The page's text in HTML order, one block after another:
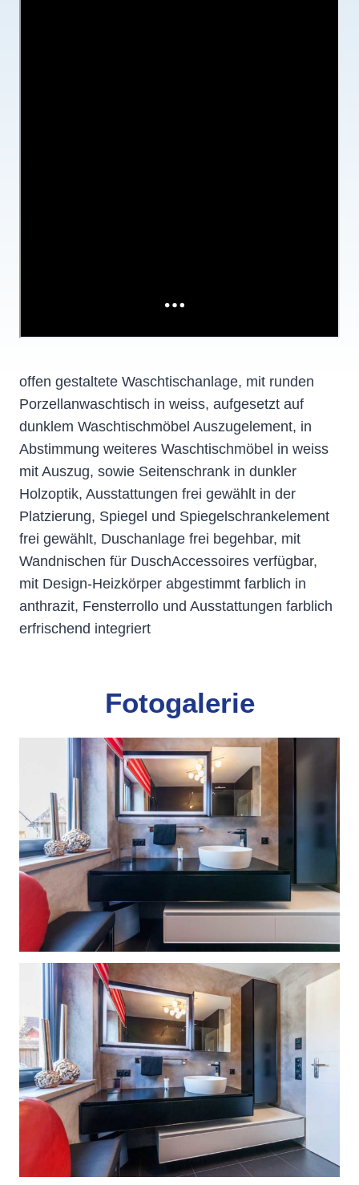
offen gestaltete Waschtischanlage, mit runden
Porzellanwaschtisch in weiss, aufgesetzt auf
dunklem Waschtischmöbel Auszugelement, in
Abstimmung weiteres Waschtischmöbel in weiss
mit Auszug, sowie Seitenschrank in dunkler
Holzoptik, Ausstattungen frei gewählt in der
Platzierung, Spiegel und Spiegelschrankelement
frei gewählt, Duschanlage frei begehbar, mit
Wandnischen für DuschAccessoires verfügbar,
mit Design-Heizkörper abgestimmt farblich in
anthrazit, Fensterrollo und Ausstattungen farblich
erfrischend integriert
Fotogalerie